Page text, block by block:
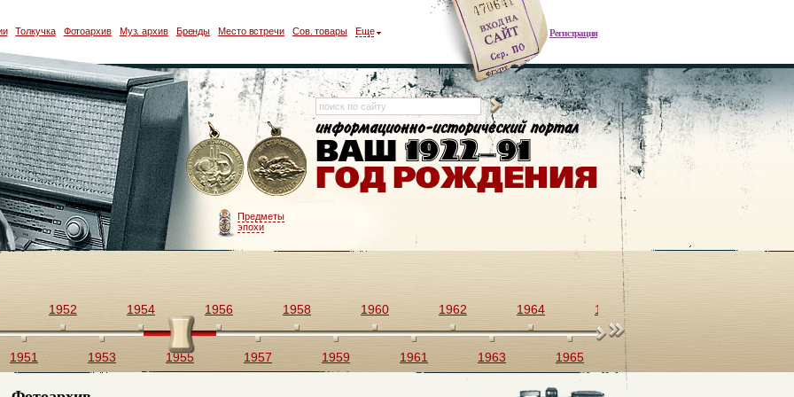
Регистрация
Толкучка Фотоархив Муз. архив Бренды Место встречи Сов. товары Еще
Предметы
эпохи
1951
1952
1953
1954
1955
1956
1957
1958
1959
1960
1961
1962
1963
1964
1965
1966